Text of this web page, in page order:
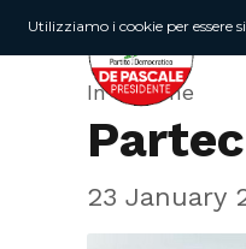
In Regione
23 January
Utilizziamo i cookie per essere